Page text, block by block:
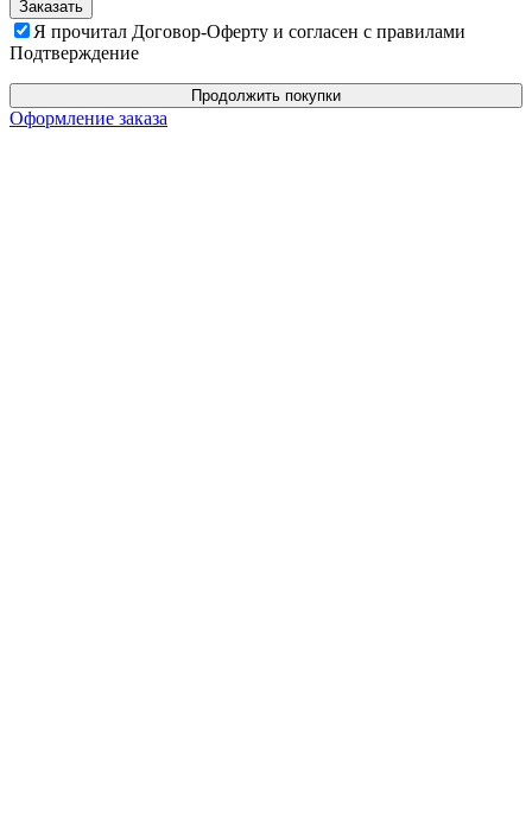
Я прочитал Договор-Оферту и согласен с правилами
Подтверждение
Продолжить покупки
Оформление заказа